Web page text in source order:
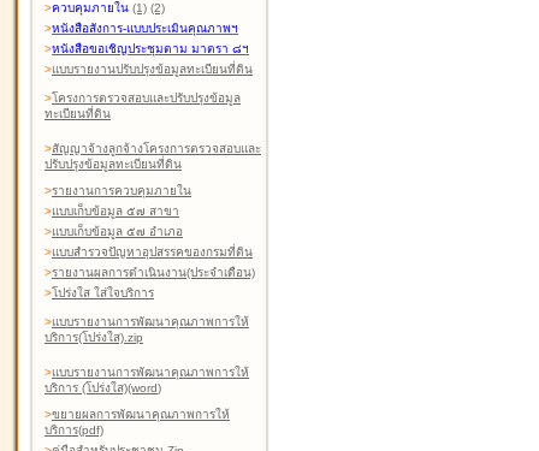
>ควบคุมภายใน (1) (2)
>หนังสือสังการ-แบบประเมินคุณภาพฯ
>หนังสือขอเชิญประชุมตาม มาตรา ๘ฯ
>แบบรายงานปรับปรุงข้อมูลทะเบียนที่ดิน
>โครงการตรวจสอบและปรับปรุงข้อมูล
ทะเบียนที่ดิน
>สัญญาจ้างลูกจ้างโครงการตรวจสอบและ
ปรับปรุงข้อมูลทะเบียนที่ดิน
>รายงานการควบคุมภายใน
>แบบเก็บข้อมูล ๕๗ สาขา
>แบบเก็บข้อมูล ๕๗ อำเภอ
>แบบสำรวจปัญหาอุปสรรคของกรมที่ดิน
>รายงานผลการดำเนินงาน(ประจำเดือน)
>โปร่งใส ใส่ใจบริการ
>แบบรายงานการพัฒนาคุณภาพการให้
บริการ(โปร่งใส).zip
>แบบรายงานการพัฒนาคุณภาพการให้
บริการ (โปร่งใส)(word)
>ขยายผลการพัฒนาคุณภาพการให้
บริการ(pdf)